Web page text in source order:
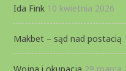
Ida Fink 10 kwietnia 2026
Makbet – sąd nad postacią
Wojna i okupacja 29 marca